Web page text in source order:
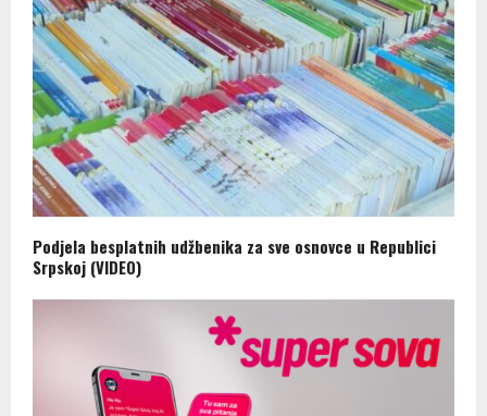
Podjela besplatnih udžbenika za sve osnovce u Republici
Srpskoj (VIDEO)